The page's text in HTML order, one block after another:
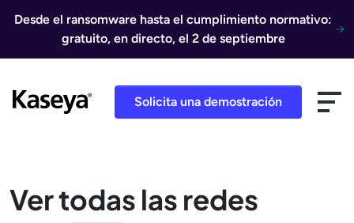
Desde el ransomware hasta el cumplimiento normativo:
gratuito, en directo, el 2 de septiembre
Solicita una demostración
Ver todas las redes